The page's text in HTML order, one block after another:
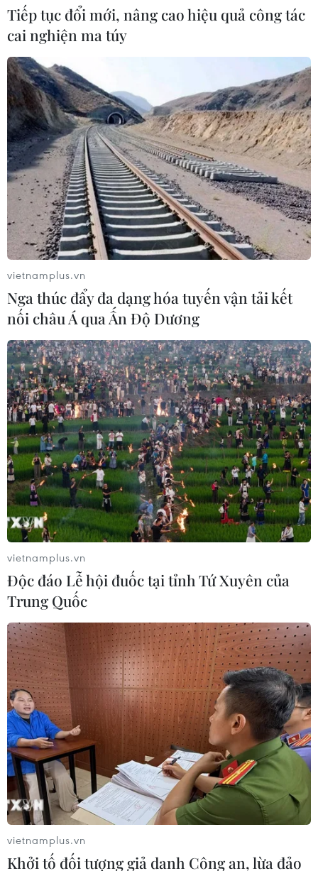
Tiếp tục đổi mới, nâng cao hiệu quả công tác
cai nghiện ma túy
vietnamplus.vn
Nga thúc đẩy đa dạng hóa tuyến vận tải kết
nối châu Á qua Ấn Độ Dương
vietnamplus.vn
Độc đáo Lễ hội đuốc tại tỉnh Tứ Xuyên của
Trung Quốc
vietnamplus.vn
Khởi tố đối tượng giả danh Công an, lừa đảo